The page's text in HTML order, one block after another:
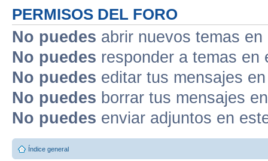
PERMISOS DEL FORO
No puedes abrir nuevos temas
No puedes responder a temas en
No puedes editar tus mensajes
No puedes borrar tus mensajes
No puedes enviar adjuntos en
Índice general